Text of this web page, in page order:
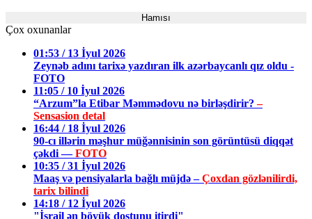
Hamısı
Çox oxunanlar
01:53 / 13 İyul 2026
Zeynəb adını tarixə yazdıran ilk azərbaycanlı qız oldu -
FOTO
11:05 / 10 İyul 2026
“Arzum”la Etibar Məmmədovu nə birləşdirir?–
Sensasion detal
16:44 / 18 İyul 2026
90-cı illərin məşhur müğənnisinin son görüntüsü diqqət
çəkdi —FOTO
10:35 / 31 İyul 2026
Maaş və pensiyalarla bağlı müjdə –Çoxdan gözlənilirdi,
tarix bilindi
14:18 / 12 İyul 2026
"İsrail ən böyük dostunu itirdi"